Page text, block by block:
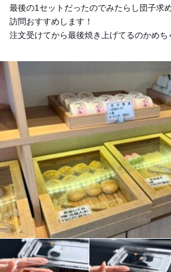
最後の1セットだったのでみたらし団子求
訪問おすすめします！
注文受けてから最後焼き上げてるのかめち